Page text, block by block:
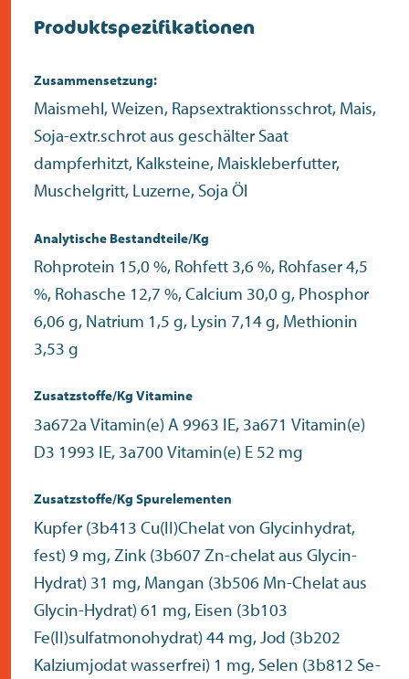
Produktspezifikationen
Zusammensetzung:
Maismehl, Weizen, Rapsextraktionsschrot, Mais,
Soja-extr.schrot aus geschälter Saat
dampferhitzt, Kalksteine, Maiskleberfutter,
Muschelgritt, Luzerne, Soja Öl
Analytische Bestandteile/Kg
Rohprotein 15,0 %, Rohfett 3,6 %, Rohfaser 4,5
%, Rohasche 12,7 %, Calcium 30,0 g, Phosphor
6,06 g, Natrium 1,5 g, Lysin 7,14 g, Methionin
3,53 g
Zusatzstoffe/Kg Vitamine
3a672a Vitamin(e) A 9963 IE, 3a671 Vitamin(e)
D3 1993 IE, 3a700 Vitamin(e) E 52 mg
Zusatzstoffe/Kg Spurelementen
Kupfer (3b413 Cu(II)Chelat von Glycinhydrat,
fest) 9 mg, Zink (3b607 Zn-chelat aus Glycin-
Hydrat) 31 mg, Mangan (3b506 Mn-Chelat aus
Glycin-Hydrat) 61 mg, Eisen (3b103
Fe(II)sulfatmonohydrat) 44 mg, Jod (3b202
Kalziumjodat wasserfrei) 1 mg, Selen (3b812 Se-